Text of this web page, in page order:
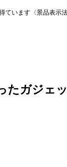
います〈景品表示
たガジェ